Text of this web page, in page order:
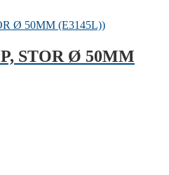
STOR Ø 50MM